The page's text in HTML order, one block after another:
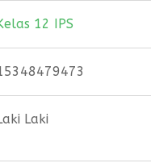
12 IPS
Laki